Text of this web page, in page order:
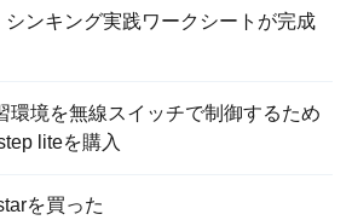
シンキング実践ワークシートが完成
環境を無線スイッチで制御するため
liteを購入
を買った